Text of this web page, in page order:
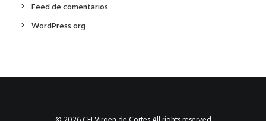
Feed de comentarios
WordPress.org